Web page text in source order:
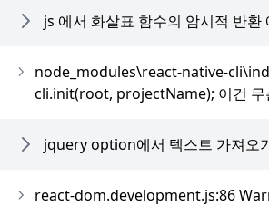
js 에서 화살표 함수의 암시적 반환
node_modules\react-native-
cli.init(root, projectName); 이건 무
jquery option에서 텍스트 가져오
react-dom.development.js:86